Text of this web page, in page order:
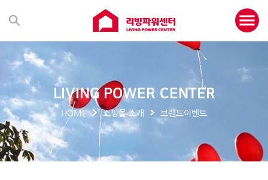
LIVING POWER CENTER
HOME 쇼핑몰 소개 브랜드이벤트